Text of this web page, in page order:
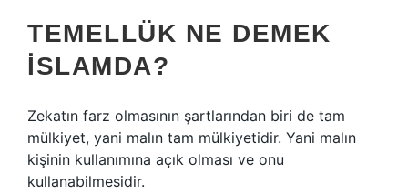
TEMELLÜK NE DEMEK
ISLAMDA?
Zekatın farz olmasının şartlarından biri de tam
mülkiyet, yani malın tam mülkiyetidir. Yani malın
kişinin kullanımına açık olması ve onu
kullanabilmesidir.